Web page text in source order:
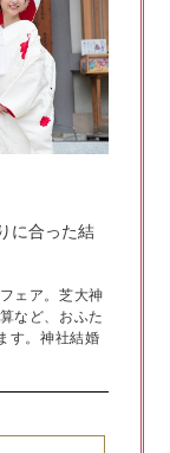
に合った結
ェア。芝大神
など、おふた
す。神社結婚